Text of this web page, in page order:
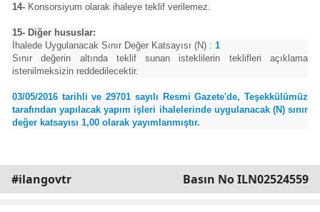
14- Konsorsiyum olarak ihaleye teklif verilemez.
15- Diğer hususlar:
İhalede Uygulanacak Sınır Değer Katsayısı (N) : 1
Sınır değerin altında teklif sunan isteklilerin teklifleri açıklama
istenilmeksizin reddedilecektir.
03/05/2016 tarihli ve 29701 sayılı Resmi Gazete'de, Teşekkülümüz
tarafından yapılacak yapım işleri ihalelerinde uygulanacak (N) sınır
değer katsayısı 1,00 olarak yayımlanmıştır.
#ilangovtr Basın No ILN02524559